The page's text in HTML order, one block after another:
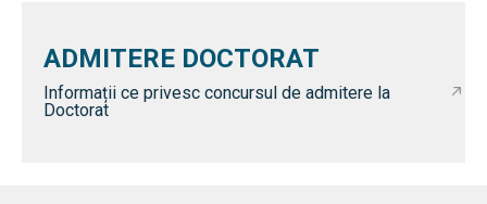
ADMITERE DOCTORAT
Informații ce privesc concursul de admitere la
Doctorat